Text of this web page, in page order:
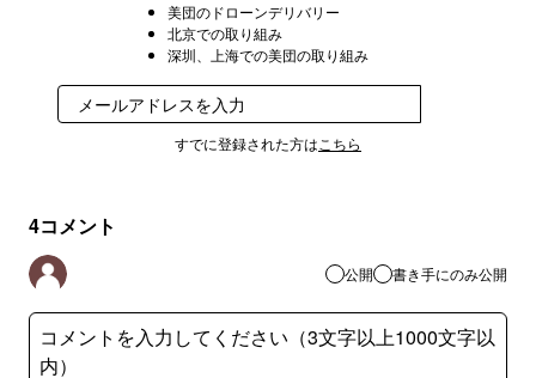
美団のドローンデリバリー
北京での取り組み
深圳、上海での美団の取り組み
すでに登録された方はこちら
4コメント
公開 書き手にのみ公開